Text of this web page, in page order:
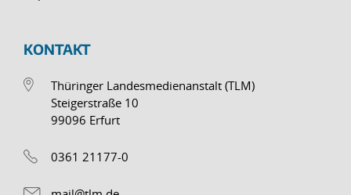
KONTAKT
Thüringer Landesmedienanstalt (TLM)
Steigerstraße 10
99096 Erfurt
0361 21177-0